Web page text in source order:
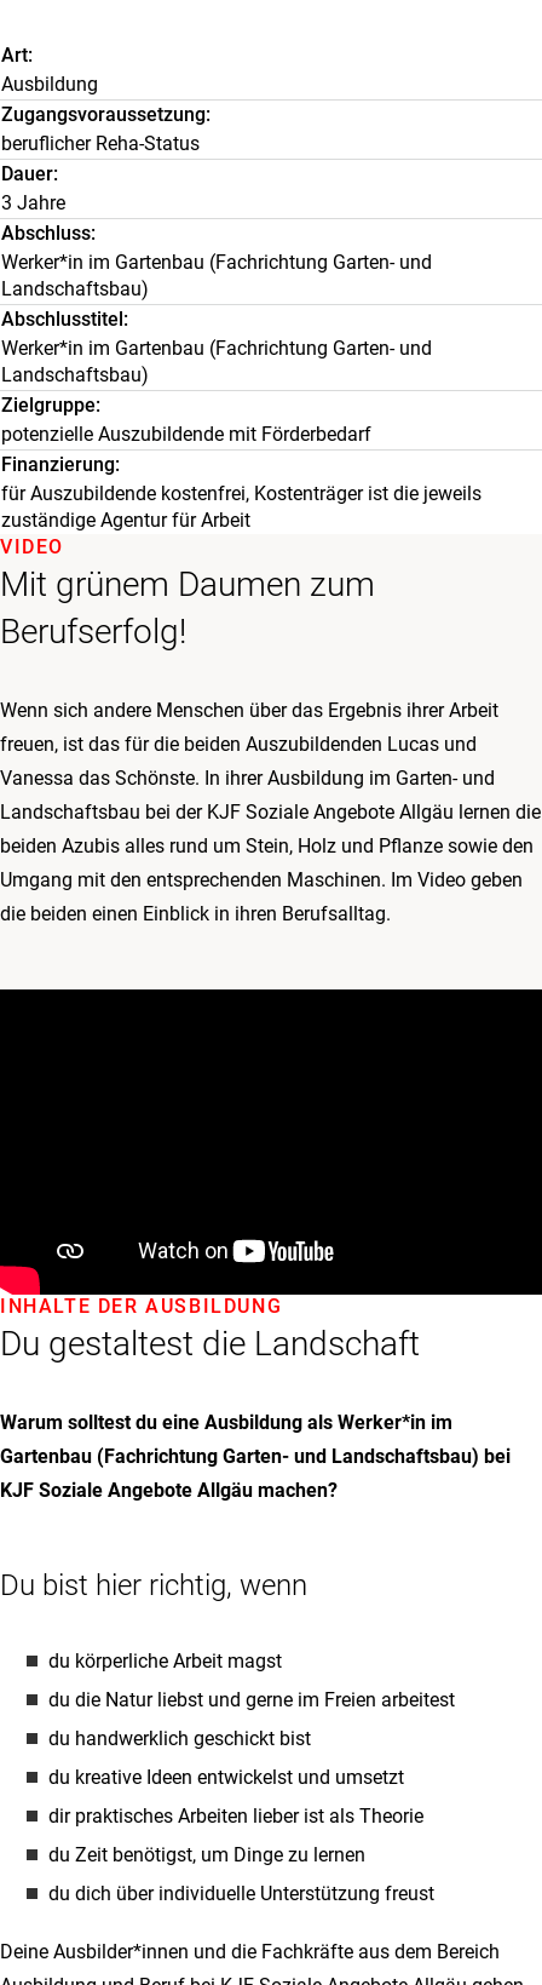
Art
Ausbildung
Zugangsvoraussetzung
beruflicher Reha-Status
Dauer
3 Jahre
Abschluss
Werker*in im Gartenbau (Fachrichtung Garten- und
Landschaftsbau)
Abschlusstitel
Werker*in im Gartenbau (Fachrichtung Garten- und
Landschaftsbau)
Zielgruppe
potenzielle Auszubildende mit Förderbedarf
Finanzierung
für Auszubildende kostenfrei, Kostenträger ist die jeweils
zuständige Agentur für Arbeit
Mit grünem Daumen zum
Berufserfolg!
VIDEO
Wenn sich andere Menschen über das Ergebnis ihrer Arbeit
freuen, ist das für die beiden Auszubildenden Lucas und
Vanessa das Schönste. In ihrer Ausbildung im Garten- und
Landschaftsbau bei der KJF Soziale Angebote Allgäu lernen die
beiden Azubis alles rund um Stein, Holz und Pflanze sowie den
Umgang mit den entsprechenden Maschinen. Im Video geben
die beiden einen Einblick in ihren Berufsalltag.
Du gestaltest die Landschaft
INHALTE DER AUSBILDUNG
Warum solltest du eine Ausbildung als Werker*in im
Gartenbau (Fachrichtung Garten- und Landschaftsbau) bei
KJF Soziale Angebote Allgäu machen?
Du bist hier richtig, wenn
du körperliche Arbeit magst
du die Natur liebst und gerne im Freien arbeitest
du handwerklich geschickt bist
du kreative Ideen entwickelst und umsetzt
dir praktisches Arbeiten lieber ist als Theorie
du Zeit benötigst, um Dinge zu lernen
du dich über individuelle Unterstützung freust
Deine Ausbilder*innen und die Fachkräfte aus dem Bereich